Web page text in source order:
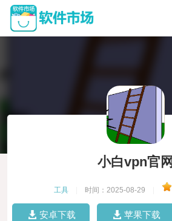
小白vpn官网
工具 时间：2025-08-29
安卓下载 苹果下载